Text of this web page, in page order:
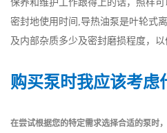
保养和维护工作跟得上的话，照样
密封地使用时间,导热油泵是叶轮式
及内部杂质多少及密封磨损程度，以
购买泵时我应该考虑
在尝试根据您的特定需求选择合适的泵时